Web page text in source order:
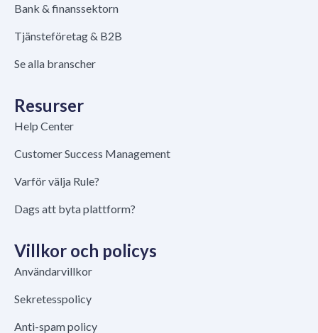
Bank & finanssektorn
Tjänsteföretag & B2B
Se alla branscher
Resurser
Help Center
Customer Success Management
Varför välja Rule?
Dags att byta plattform?
Villkor och policys
Användarvillkor
Sekretesspolicy
Anti-spam policy